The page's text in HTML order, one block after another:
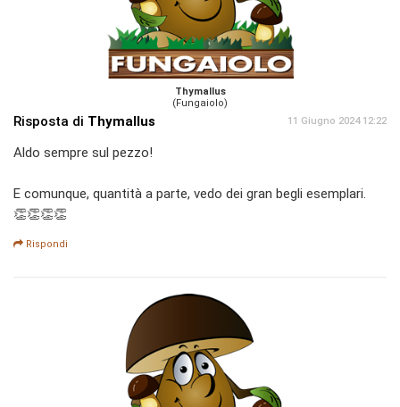
Thymallus
(Fungaiolo)
Risposta di Thymallus 11 Giugno 2024 12:22
Aldo sempre sul pezzo!
E comunque, quantità a parte, vedo dei gran begli esemplari.
👏👏👏👏
Rispondi